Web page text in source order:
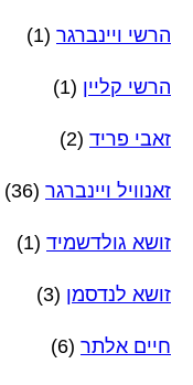
הרשי ויינברגר (1)
הרשי קליין (1)
זאבי פריד (2)
זאנוויל ויינברגר (36)
זושא גולדשמיד (1)
זושא לנדסמן (3)
חיים אלתר (6)